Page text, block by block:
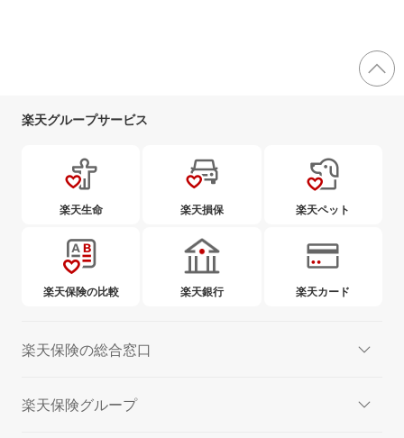
楽天グループサービス
楽天生命 楽天損保 楽天ペット
楽天保険の比較 楽天銀行 楽天カード
楽天保険の総合窓口
楽天保険グループ